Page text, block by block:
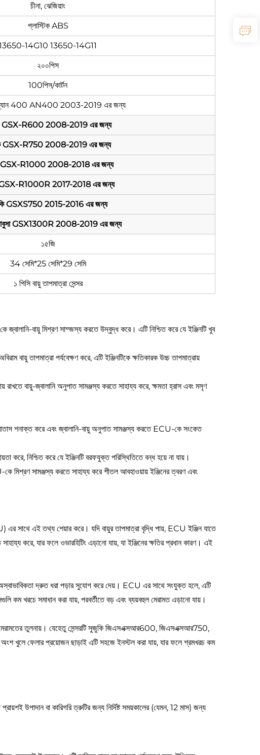
চীনা, ঝেজিয়াং
প্লাস্টিক ABS
14G10 13650-14G11
২০০পিস
100পিস/কার্টন
400 AN400 2003-2019 এর জন্য
GSX-R600 2008-2019 এর জন্য
GSX-R750 2008-2019 এর জন্য
GSX-R1000 2008-2018 এর জন্য
R1000R 2017-2018 এর জন্য
GSXS750 2015-2016 এর জন্য
GSX1300R 2008-2019 এর জন্য
১৫জি
34 সেমি*25 সেমি*29 সেমি
১ পিসি বায়ু তাপমাত্রা সেন্সর
বায়ু মিশ্রণ সাম্জস্য করতে উদ্বুদ্ধ করে। এটি নিশ্চিত করে যে ইঞ্জিনটি খুব
বায়ু তাপমাত্রা পর্যবেক্ষণ করে, এটি ইঞ্জিনটিকে ক্ষতিকারক উচ্চ তাপমাত্রায়
বায়ু-জ্বালানি অনুপাত সামঞ্জস্য করতে সাহায্য করে, ক্ষমতা হ্রাস এবং মসৃণ
বাতাস শনাক্ত করে এবং জ্বালানি-বায়ু অনুপাত সামঞ্জস্য করতে ECU-কে সংকেত
করে, নিশ্চিত করে যে ইঞ্জিনটি বরফযুক্ত পরিস্থিতিতে বন্ধ হয়ে না যায়।
কে মিশ্রণ সামঞ্জস্য করতে সাহায্য করে শীতল আবহাওয়ায় ইঞ্জিনের ত্বরণ এবং
এর সাথে এই তথ্য শেয়ার করে। যদি বায়ুর তাপমাত্রা বৃদ্ধি পায়, ECU ইঞ্জিন যাতে
করে, যার ফলে ওভারহিটিং এড়ানো যায়, যা ইঞ্জিনের ক্ষতির প্রধান কারণ। এই
অস্বাভাবিকতা দ্রুত ধরা পড়ার সুযোগ করে দেয়। ECU এর সাথে সংযুক্ত হলে, এটি
কম খরচে সমাধান করা যায়, পরবর্তীতে বড় এবং ব্যয়বহুল মেরামত এড়ানো যায়।
মেরামতের তুলনায়। যেহেতু সেন্সরটি সুজুকি জিএসএক্সআর600, জিএসএক্সআর750,
খুলে ফেলার প্রয়োজন ছাড়াই এটি সহজে ইনস্টল করা যায়, যার ফলে শ্রমখরচ কম
প্রায়শই উপাদান বা কারিগরি ত্রুটির জন্য নির্দিষ্ট সময়কালের (যেমন, 12 মাস) জন্য